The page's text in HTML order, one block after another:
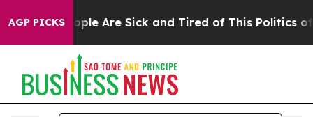
AGP PICKS
Win: “People Are Sick and Tired of This Politics of